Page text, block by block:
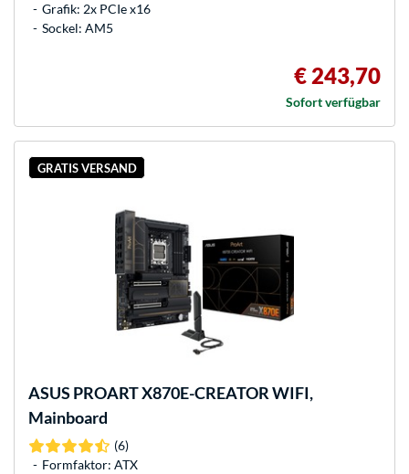
Grafik: 2x PCIe x16
Sockel: AM5
€ 243,70
Sofort verfügbar
GRATIS VERSAND
ASUS PROART X870E-CREATOR WIFI,
Mainboard
(6)
Formfaktor: ATX